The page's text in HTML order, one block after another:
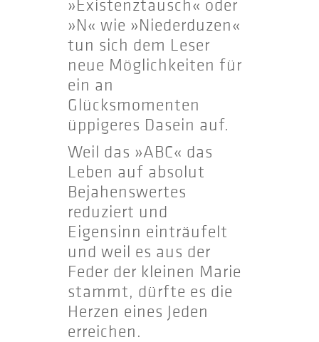
»Existenztausch« oder
»N« wie »Niederduzen«
tun sich dem Leser
neue Möglichkeiten für
ein an
Glücksmomenten
üppigeres Dasein auf.
Weil das »ABC« das
Leben auf absolut
Bejahenswertes
reduziert und
Eigensinn einträufelt
und weil es aus der
Feder der kleinen Marie
stammt, dürfte es die
Herzen eines Jeden
erreichen.